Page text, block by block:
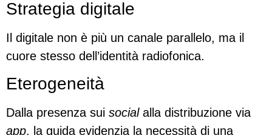
Strategia digitale
Il digitale non è più un canale parallelo, ma il
cuore stesso dell’identità radiofonica.
Eterogeneità
Dalla presenza sui socialalla distribuzione via
app, la guida evidenzia la necessità di una